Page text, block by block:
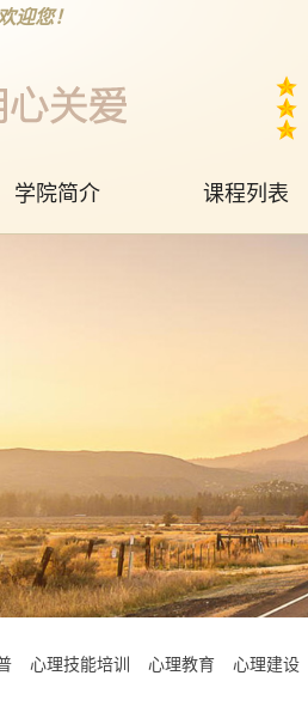
迎您！
学院简介 课程列表
心理技能培训 心理教育 心理建设